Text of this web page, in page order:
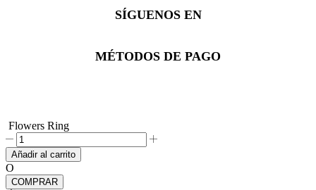
SÍGUENOS EN
Facebook
Instagram
Whatsapp
MÉTODOS DE PAGO
Flowers Ring
Flowers
Ring
cantidad
Añadir al carrito
O
COMPRAR